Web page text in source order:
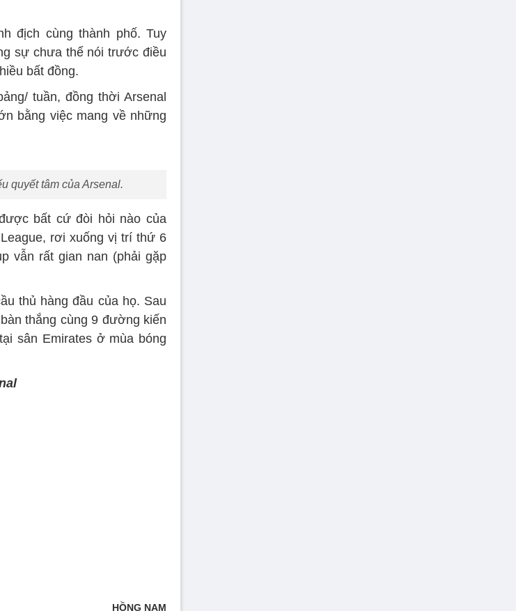
địch cùng thành phố. Tuy
sự chưa thể nói trước điều
bất đồng.
tuần, đồng thời Arsenal
bằng việc mang về những
quyết tâm của Arsenal.
bất cứ đòi hỏi nào của
rơi xuống vị trí thứ 6
vẫn rất gian nan (phải gặp
thủ hàng đầu của họ. Sau
thắng cùng 9 đường kiến
sân Emirates ở mùa bóng
HỒNG NAM